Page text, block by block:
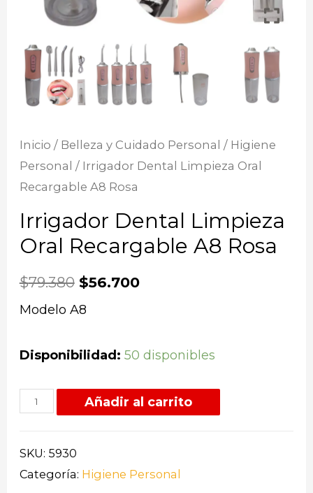
Inicio / Belleza y Cuidado Personal / Higiene
Personal / Irrigador Dental Limpieza Oral
Recargable A8 Rosa
Irrigador Dental Limpieza
Oral Recargable A8 Rosa
$79.380 $56.700
Modelo A8
Disponibilidad: 50 disponibles
Añadir al carrito
SKU: 5930
Categoría: Higiene Personal